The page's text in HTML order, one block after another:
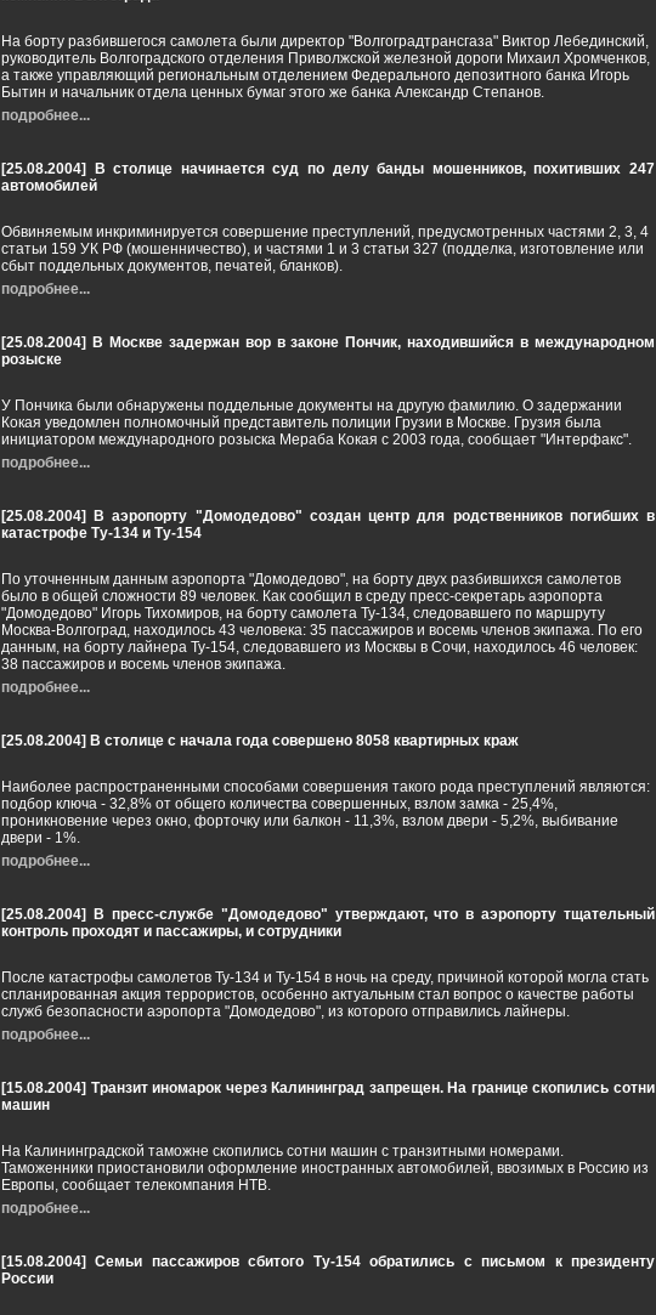
На борту разбившегося самолета были директор "Волгоградтрансгаза" Виктор Лебединский,
руководитель Волгоградского отделения Приволжской железной дороги Михаил Хромченков,
а также управляющий региональным отделением Федерального депозитного банка Игорь
Бытин и начальник отдела ценных бумаг этого же банка Александр Степанов.
подробнее...
[25.08.2004]
В столице начинается суд по делу банды мошенников, похитивших 247
автомобилей
Обвиняемым инкриминируется совершение преступлений, предусмотренных частями 2, 3, 4
статьи 159 УК РФ (мошенничество), и частями 1 и 3 статьи 327 (подделка, изготовление или
сбыт поддельных документов, печатей, бланков).
подробнее...
[25.08.2004]
В Москве задержан вор в законе Пончик, находившийся в международном
розыске
У Пончика были обнаружены поддельные документы на другую фамилию. О задержании
Кокая уведомлен полномочный представитель полиции Грузии в Москве. Грузия была
инициатором международного розыска Мераба Кокая с 2003 года, сообщает "Интерфакс".
подробнее...
[25.08.2004]
В аэропорту "Домодедово" создан центр для родственников погибших в
катастрофе Ту-134 и Ту-154
По уточненным данным аэропорта "Домодедово", на борту двух разбившихся самолетов
было в общей сложности 89 человек. Как сообщил в среду пресс-секретарь аэропорта
"Домодедово" Игорь Тихомиров, на борту самолета Ту-134, следовавшего по маршруту
Москва-Волгоград, находилось 43 человека: 35 пассажиров и восемь членов экипажа. По его
данным, на борту лайнера Ту-154, следовавшего из Москвы в Сочи, находилось 46 человек:
38 пассажиров и восемь членов экипажа.
подробнее...
[25.08.2004] В столице с начала года совершено 8058 квартирных краж
Наиболее распространенными способами совершения такого рода преступлений являются:
подбор ключа - 32,8% от общего количества совершенных, взлом замка - 25,4%,
проникновение через окно, форточку или балкон - 11,3%, взлом двери - 5,2%, выбивание
двери - 1%.
подробнее...
[25.08.2004]
В пресс-службе "Домодедово" утверждают, что в аэропорту тщательный
контроль проходят и пассажиры, и сотрудники
После катастрофы самолетов Ту-134 и Ту-154 в ночь на среду, причиной которой могла стать
спланированная акция террористов, особенно актуальным стал вопрос о качестве работы
служб безопасности аэропорта "Домодедово", из которого отправились лайнеры.
подробнее...
[15.08.2004] Транзит иномарок через Калининград запрещен. На границе скопились сотни
машин
На Калининградской таможне скопились сотни машин с транзитными номерами.
Таможенники приостановили оформление иностранных автомобилей, ввозимых в Россию из
Европы, сообщает телекомпания НТВ.
подробнее...
[15.08.2004]
Семьи пассажиров сбитого Ту-154 обратились с письмом к президенту
России